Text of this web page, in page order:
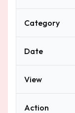
Category
Date
View
Action